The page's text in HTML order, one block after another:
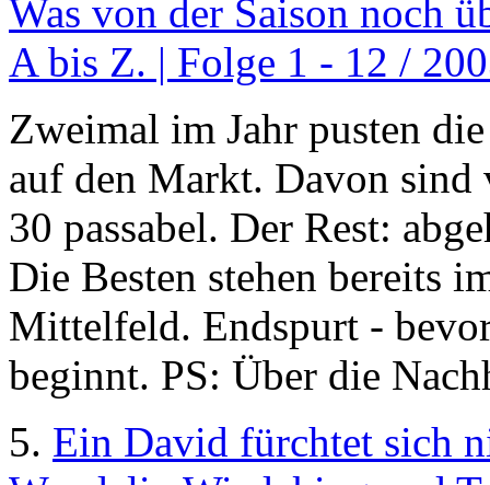
Was von der Saison noch
A bis Z. | Folge 1 - 12 /
Zweimal im Jahr pusten
auf den Markt. Davon
30 passabel. Der Rest:
Die Besten stehen bereits
Mittelfeld. Endspurt -
beginnt. PS: Über die
5. Ein David fürchtet sich